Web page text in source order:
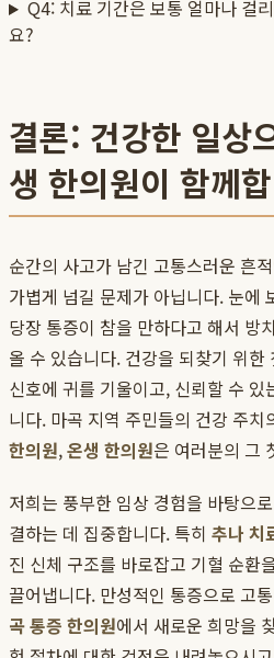
Q4: 치료 기간은 보통 얼마나 걸
요?
결론: 건강한 일상
생 한의원이 함께
순간의 사고가 남긴 고통스러운 흔
가볍게 넘길 문제가 아닙니다. 눈에
당장 통증이 참을 만하다고 해서 방
올 수 있습니다. 건강을 되찾기 위
신호에 귀를 기울이고, 신뢰할 수
니다. 마곡 지역 주민들의 건강 주치
한의원,온생 한의원은 여러분의 그
저희는 풍부한 임상 경험을 바탕으
결하는 데 집중합니다. 특히 추나 치
진 신체 구조를 바로잡고 기혈 순환
끌어냅니다. 만성적인 통증으로 고
곡 통증 한의원에서 새로운 희망을